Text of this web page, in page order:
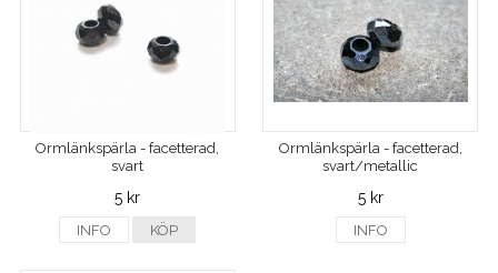
Ormlänkspärla - facetterad,
svart
5 kr
INFO KÖP
Ormlänkspärla - facetterad,
svart/metallic
5 kr
INFO